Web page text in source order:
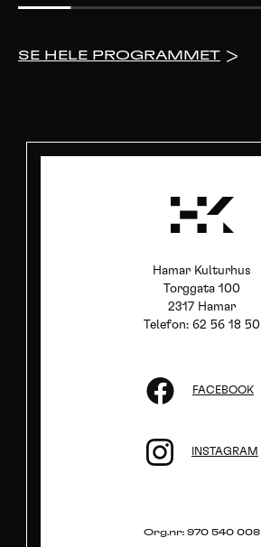
SE HELE PROGRAMMET >
Hamar Kulturhus
Torggata 100
2317 Hamar
Telefon: 62 56 18 50
FACEBOOK
INSTAGRAM
Org.nr: 970 540 008